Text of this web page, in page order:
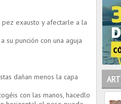
exausto y afectarle a la
su punción con una aguja
dañan menos la capa
con las manos, hacedlo